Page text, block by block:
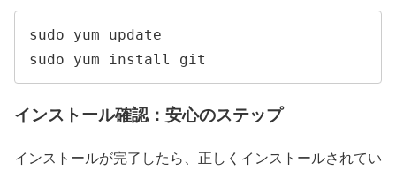
sudo yum update
sudo yum install git
インストール確認：安心のステップ
インストールが完了したら、正しくインストールされてい